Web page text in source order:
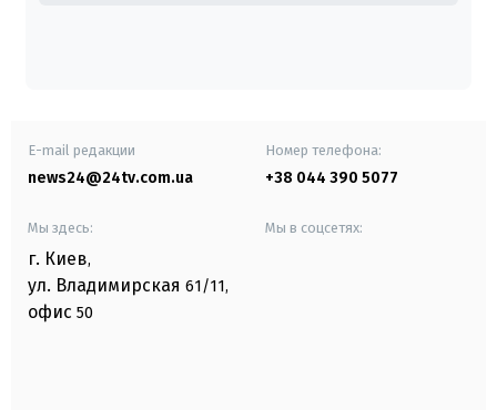
E-mail редакции
news24@24tv.com.ua
Номер телефона:
+38 044 390 5077
Мы здесь:
г. Киев,
ул. Владимирская 61/11,
офис 50
Мы в соцсетях: